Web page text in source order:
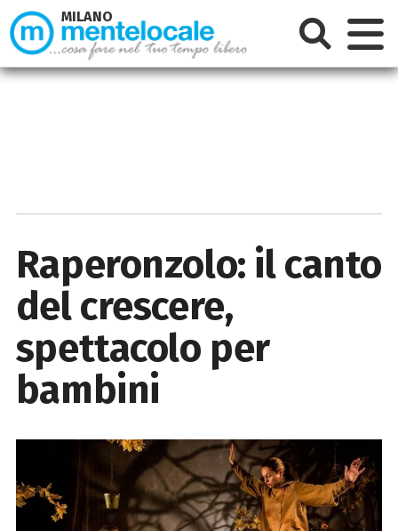
Raperonzolo: il canto
del crescere,
spettacolo per
bambini
MILANO